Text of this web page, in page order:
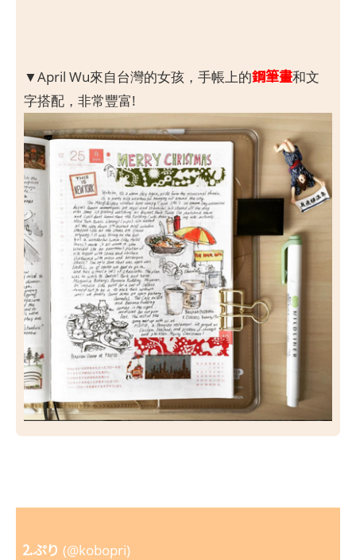
▼April Wu來自台灣的女孩，手帳上的鋼筆畫和文
字搭配，非常豐富!
2.ぷり (@kobopri)